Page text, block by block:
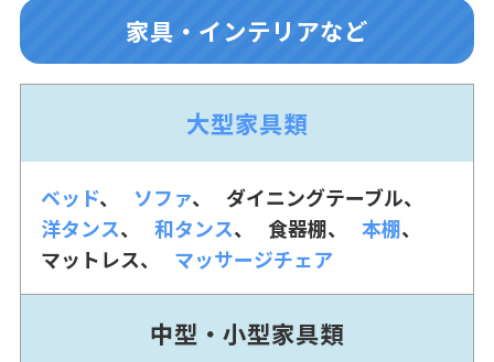
家具・インテリアなど
大型家具類
ベッド ソファ
ダイニングテーブル
洋タンス
和タンス 食器棚
本棚
マットレス
マッサージチェア
中型・小型家具類